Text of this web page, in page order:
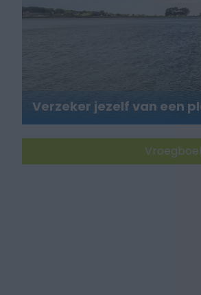
Verzeker jezelf van een